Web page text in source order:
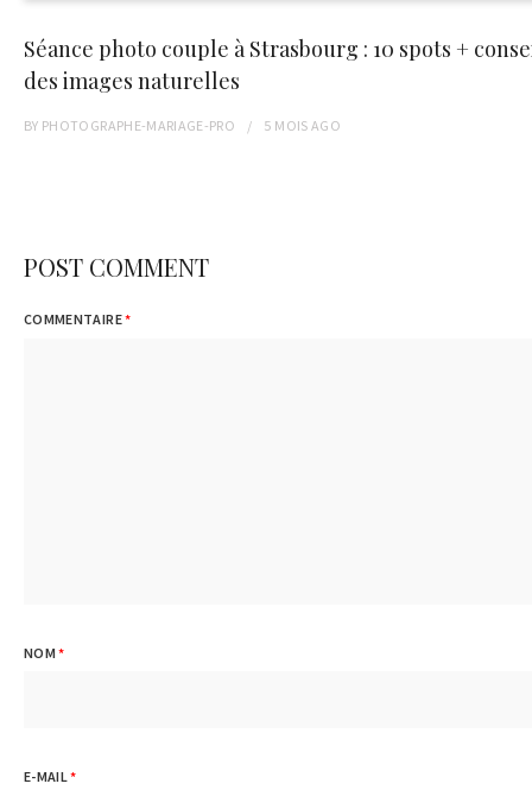
Séance photo couple à Strasbourg : 10 spots +
des images naturelles
BY PHOTOGRAPHE-MARIAGE-PRO 5 MOIS AGO
POST COMMENT
COMMENTAIRE*
NOM*
E-MAIL*